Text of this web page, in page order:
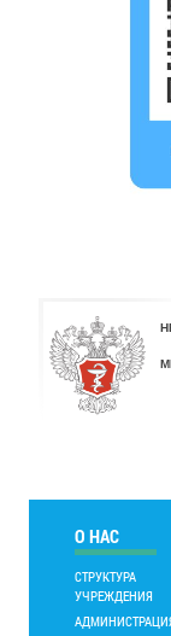
О НАС
СТРУКТУРА
УЧРЕЖДЕНИЯ